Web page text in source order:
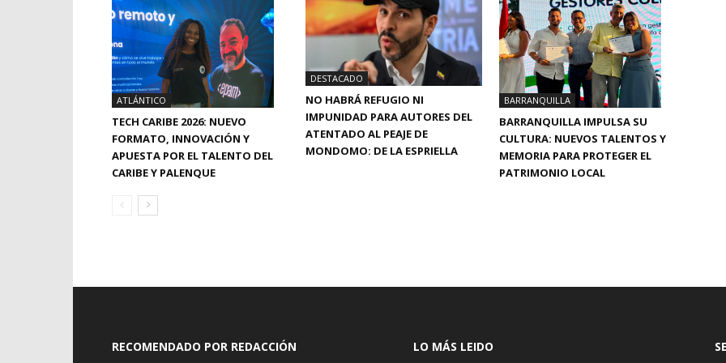
ATLÁNTICO
TECH CARIBE 2026: NUEVO
FORMATO, INNOVACIÓN Y
APUESTA POR EL TALENTO DEL
CARIBE Y PALENQUE
DESTACADO
NO HABRÁ REFUGIO NI
IMPUNIDAD PARA AUTORES DEL
ATENTADO AL PEAJE DE
MONDOMO: DE LA ESPRIELLA
BARRANQUILLA
BARRANQUILLA IMPULSA SU
CULTURA: NUEVOS TALENTOS Y
MEMORIA PARA PROTEGER EL
PATRIMONIO LOCAL
RECOMENDADO POR REDACCIÓN LO MÁS LEIDO